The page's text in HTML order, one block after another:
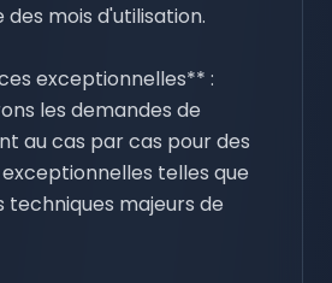
mois d'utilisation.
exceptionnelles** :
les demandes de
au cas par cas pour des
telles que
majeurs de